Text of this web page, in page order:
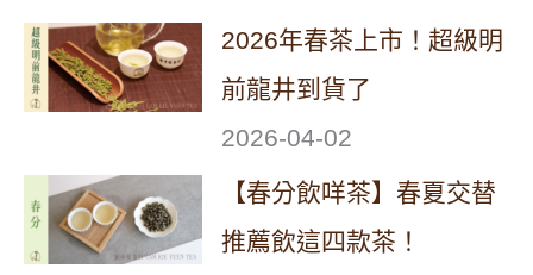
2026年春茶上市！超級明
前龍井到貨了
2026-04-02
【春分飲咩茶】春夏交替
推薦飲這四款茶！